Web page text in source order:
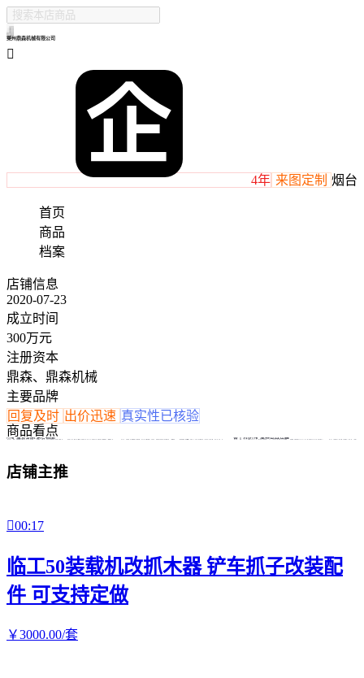
莱州鼎森机械有限公司

4年 来图定制 烟台
首页
商品
档案
店铺信息
2020-07-23
成立时间
300万元
注册资本
鼎森、鼎森机械
主要品牌
回复及时 出价迅速 真实性已核验
商品看点
小铲车发动机油号指南
本文解析小铲车发动机490、4100和4102的适用油号，帮助用户选择合适的机油，确保发动机高效运行。 鲁工916小铲车继电器详解
本文详细介绍鲁工916小铲车继电器的功能、安装步骤及常
店铺主推
00:17
临工50装载机改抓木器 铲车抓子改装配
件 可支持定做
￥3000.00/套